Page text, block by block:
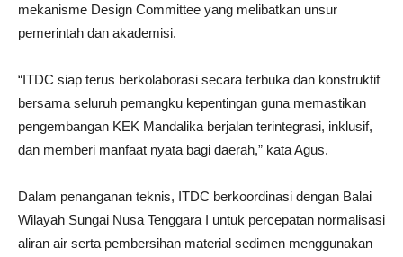
mekanisme Design Committee yang melibatkan unsur
pemerintah dan akademisi.
“ITDC siap terus berkolaborasi secara terbuka dan konstruktif
bersama seluruh pemangku kepentingan guna memastikan
pengembangan KEK Mandalika berjalan terintegrasi, inklusif,
dan memberi manfaat nyata bagi daerah,” kata Agus.
Dalam penanganan teknis, ITDC berkoordinasi dengan Balai
Wilayah Sungai Nusa Tenggara I untuk percepatan normalisasi
aliran air serta pembersihan material sedimen menggunakan